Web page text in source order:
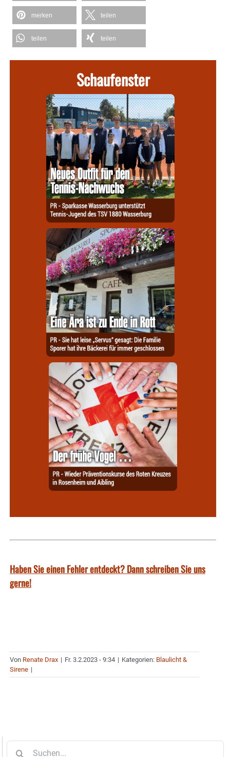
merken teilen
teilen teilen
Schaufenster
Haben Sie einen Fehler entdeckt? Dann schreiben Sie uns
gerne!
Von Renate Drax | Fr. 3.2.2023 - 9:34 | Kategorien: Blaulicht &
Sirene |